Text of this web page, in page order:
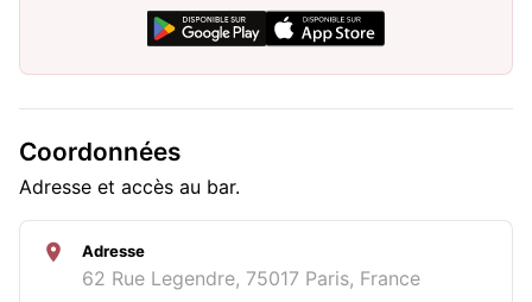
Coordonnées
Adresse et accès au bar.
Adresse
62 Rue Legendre, 75017 Paris, France